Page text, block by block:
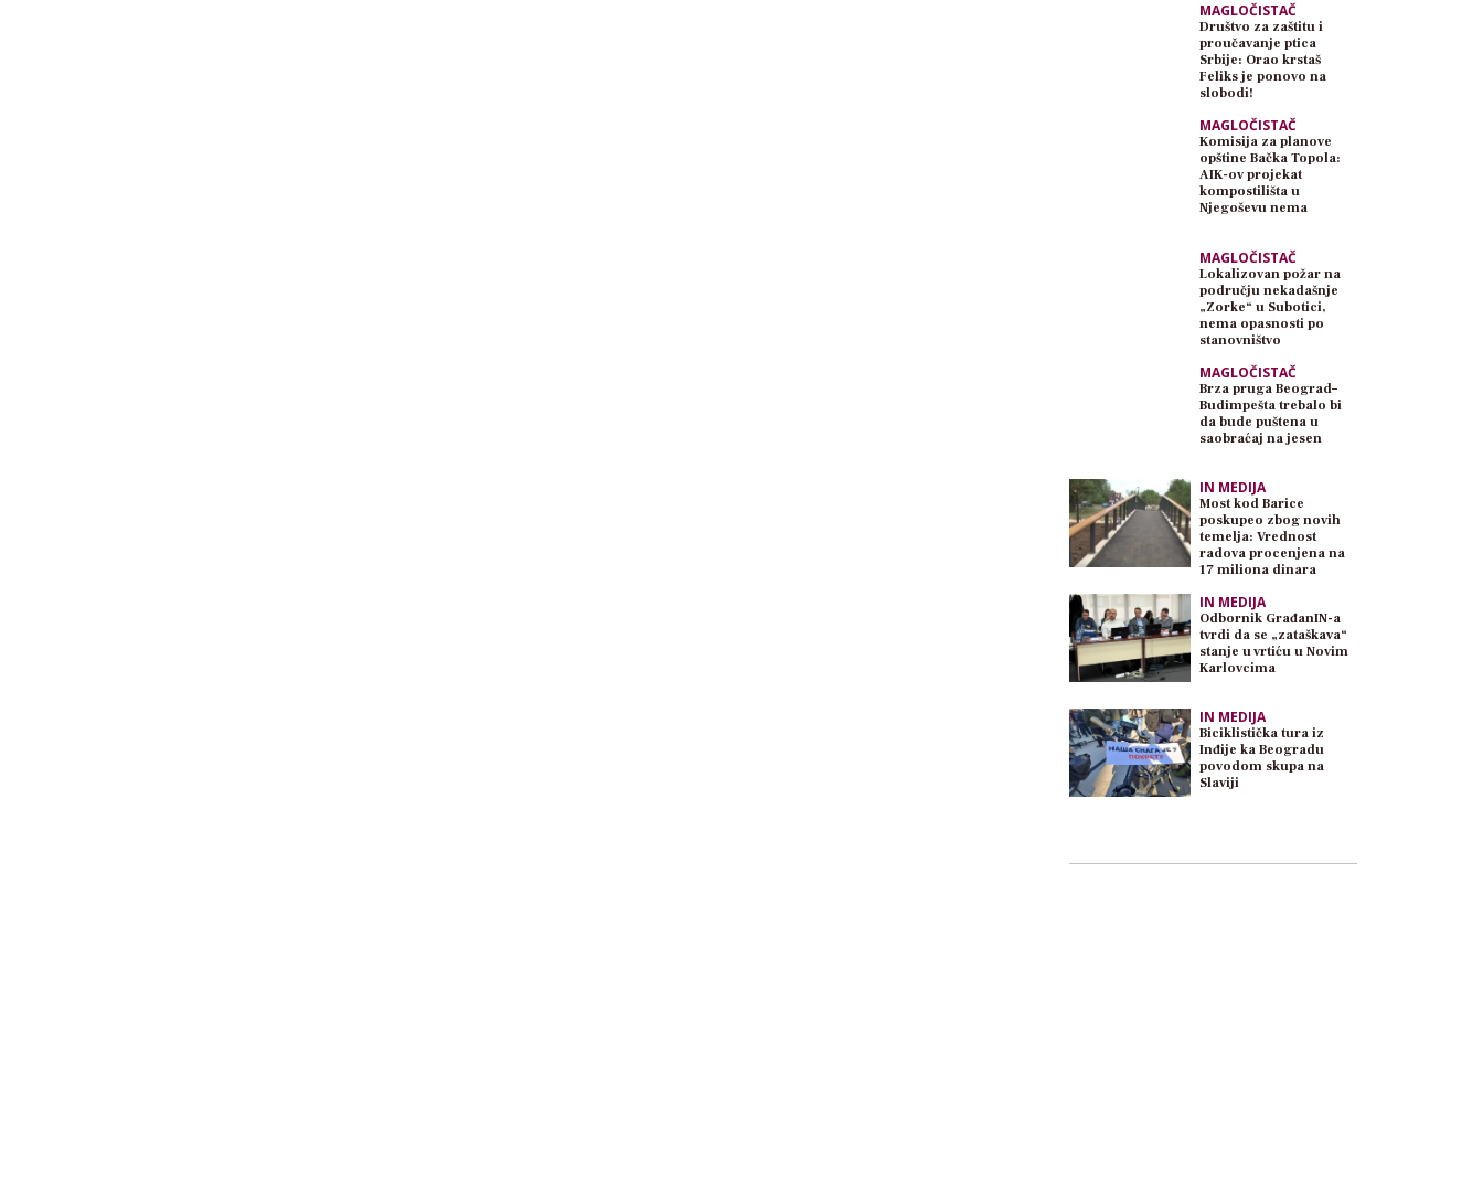
MAGLOČISTAČ
Društvo za zaštitu i
proučavanje ptica
Srbije: Orao krstaš
Feliks je ponovo na
slobodi!
MAGLOČISTAČ
Komisija za planove
opštine Bačka Topola:
AIK-ov projekat
kompostilišta u
Njegoševu nema
MAGLOČISTAČ
Lokalizovan požar na
području nekadašnje
„Zorke“ u Subotici,
nema opasnosti po
stanovništvo
MAGLOČISTAČ
Brza pruga Beograd–
Budimpešta trebalo bi
da bude puštena u
saobraćaj na jesen
IN MEDIJA
Most kod Barice
poskupeo zbog novih
temelja: Vrednost
radova procenjena na
17 miliona dinara
IN MEDIJA
Odbornik GrađanIN-a
tvrdi da se „zataškava“
stanje u vrtiću u Novim
Karlovcima
IN MEDIJA
Biciklistička tura iz
Inđije ka Beogradu
povodom skupa na
Slaviji